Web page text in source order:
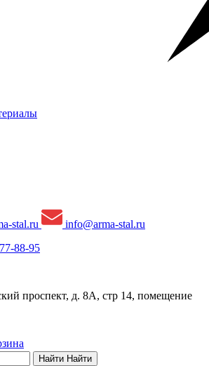
stal.ru
info@arma-stal.ru
88-95
проспект, д. 8А, стр 14, помещение
Найти Найти